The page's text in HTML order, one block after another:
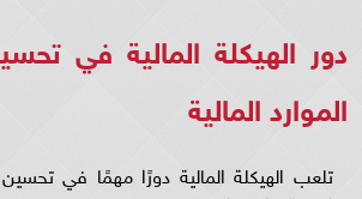
دور الهيكلة المالية في
الموارد المالية
تلعب الهيكلة المالية دورًا مهمًا في تحسين